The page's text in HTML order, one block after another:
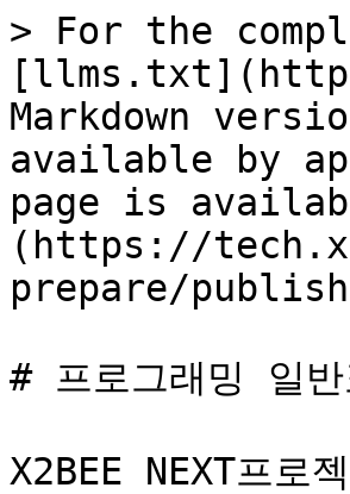
> For the
Markdown
available by
page is
(https://
prepare/
# 프로그래밍 일반
X2BEE NEXT프